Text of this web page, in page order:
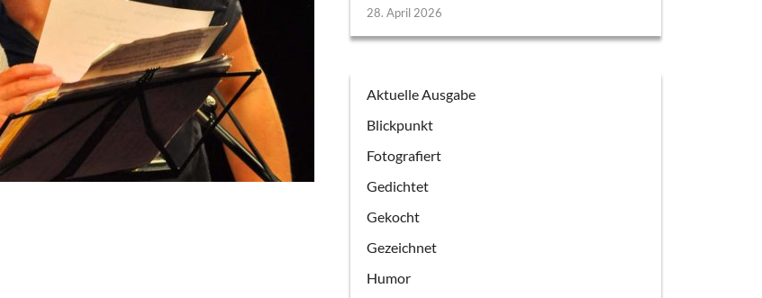
28. April 2026
Aktuelle Ausgabe
Blickpunkt
Fotografiert
Gedichtet
Gekocht
Gezeichnet
Humor